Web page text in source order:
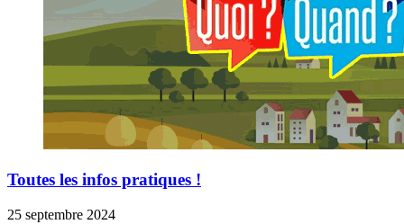
Toutes les infos pratiques !
25 septembre 2024